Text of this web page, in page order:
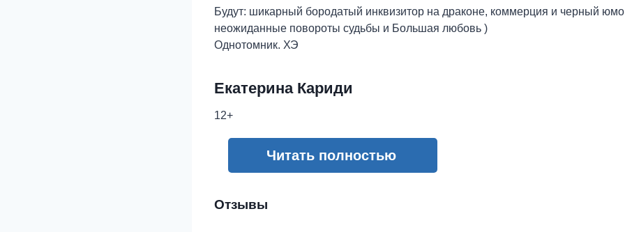
Будут: шикарный бородатый инквизитор на драконе, коммерция и черный
неожиданные повороты судьбы и Большая любовь )
Однотомник. ХЭ
Екатерина Кариди
12+
Читать полностью
Отзывы